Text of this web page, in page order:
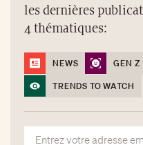
les dernières
4 thématiques:
NEWS GEN Z
TRENDS TO WATCH